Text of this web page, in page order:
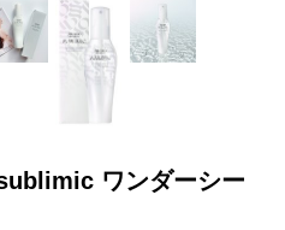
ワンダーシー